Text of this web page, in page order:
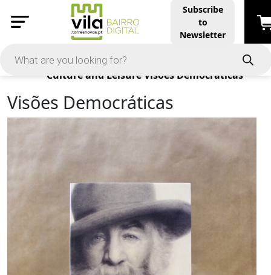
Subscribe
to
Newsletter
Products
Culture and Leisure Visões Democráticas
Visões Democráticas